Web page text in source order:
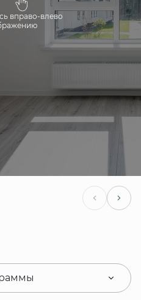
вправо-влево